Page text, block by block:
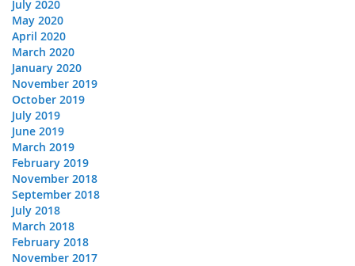
July 2020
May 2020
April 2020
March 2020
January 2020
November 2019
October 2019
July 2019
June 2019
March 2019
February 2019
November 2018
September 2018
July 2018
March 2018
February 2018
November 2017